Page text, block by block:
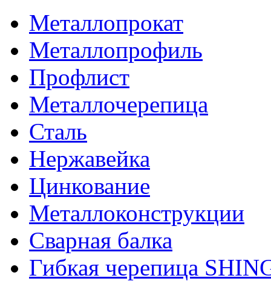
Металлопрокат
Металлопрофиль
Профлист
Металлочерепица
Сталь
Нержавейка
Цинкование
Металлоконструкции
Сварная балка
Гибкая черепица